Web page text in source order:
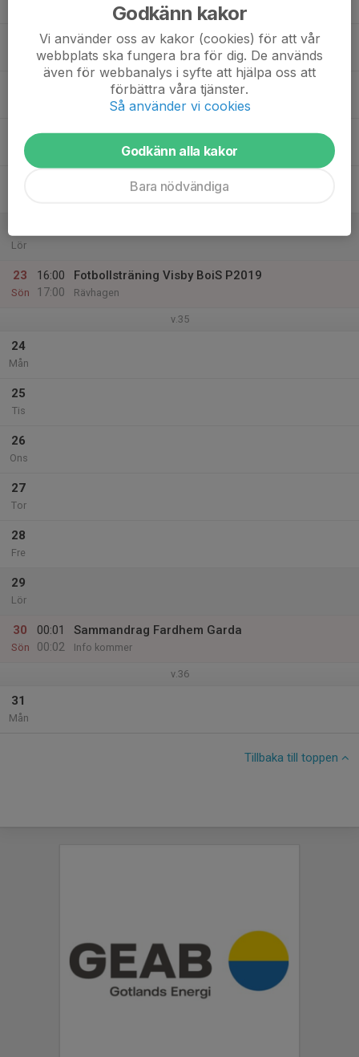
Tor
Lör
23
Sön
16:00
17:00
Fotbollsträning Visby BoiS P2019
Rävhagen
v.35
24
Mån
25
Tis
26
Ons
27
Tor
28
Fre
29
Lör
30
Sön
00:01
00:02
Sammandrag Fardhem Garda
Info kommer
v.36
31
Mån
Tillbaka till toppen
Godkänn kakor
Vi använder oss av kakor (cookies) för att vår
webbplats ska fungera bra för dig. De används
även för webbanalys i syfte att hjälpa oss att
förbättra våra tjänster.
Så använder vi cookies
Godkänn alla kakor
Bara nödvändiga